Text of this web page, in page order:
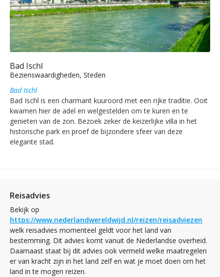
Bad Ischl
Bezienswaardigheden, Steden
Bad Ischl
Bad Ischl is een charmant kuuroord met een rijke traditie. Ooit
kwamen hier de adel en welgestelden om te kuren en te
genieten van de zon. Bezoek zeker de keizerlijke villa in het
historische park en proef de bijzondere sfeer van deze
elegante stad.
Reisadvies
Bekijk op
https://www.nederlandwereldwijd.nl/reizen/reisadviezen
welk reisadvies momenteel geldt voor het land van
bestemming. Dit advies komt vanuit de Nederlandse overheid.
Daarnaast staat bij dit advies ook vermeld welke maatregelen
er van kracht zijn in het land zelf en wat je moet doen om het
land in te mogen reizen.